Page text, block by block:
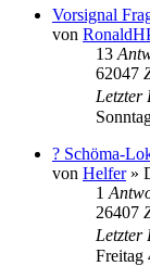
Vorsignal
von
13
62047
Letzter
? Schöma-
von Helfer»
1
26407
Letzter
Freitag